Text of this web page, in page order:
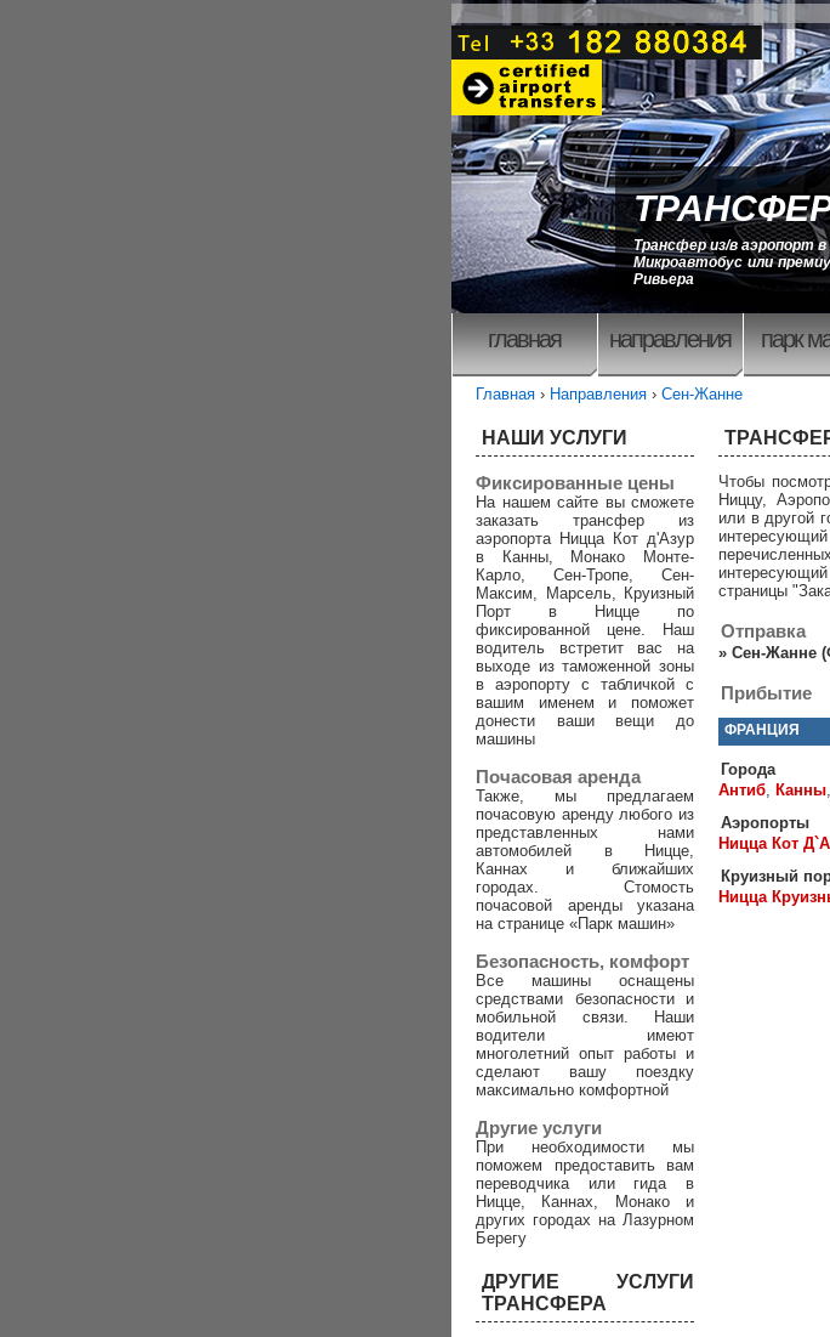
Трансфер из/в аэропорт
Микроавтобус или
Ривьера
главная направления парк
Главная › Направления › Сен-Жанне
Чтобы
Ниццу,
или в другой
страницы
Отправка
» Сен-Жанне
Прибытие
ФРАНЦИЯ
Города
Антиб, Канны,
Аэропорты
Ницца Кот
Круизный
Ницца
НАШИ УСЛУГИ
Фиксированные цены
На нашем сайте вы сможете
заказать трансфер из
аэропорта Ницца Кот д'Азур
в Канны, Монако Монте-
Карло, Сен-Тропе, Сен-
Максим, Марсель, Круизный
Порт в Ницце по
фиксированной цене. Наш
водитель встретит вас на
выходе из таможенной зоны
в аэропорту с табличкой с
вашим именем и поможет
донести ваши вещи до
машины
Почасовая аренда
Также, мы предлагаем
почасовую аренду любого из
представленных нами
автомобилей в Ницце,
Каннах и ближайших
городах. Стомость
почасовой аренды указана
на странице «Парк машин»
Безопасность, комфорт
Все машины оснащены
средствами безопасности и
мобильной связи. Наши
водители имеют
многолетний опыт работы и
сделают вашу поездку
максимально комфортной
Другие услуги
При необходимости мы
поможем предоставить вам
переводчика или гида в
Ницце, Каннах, Монако и
других городах на Лазурном
Берегу
ДРУГИЕ УСЛУГИ
ТРАНСФЕРА